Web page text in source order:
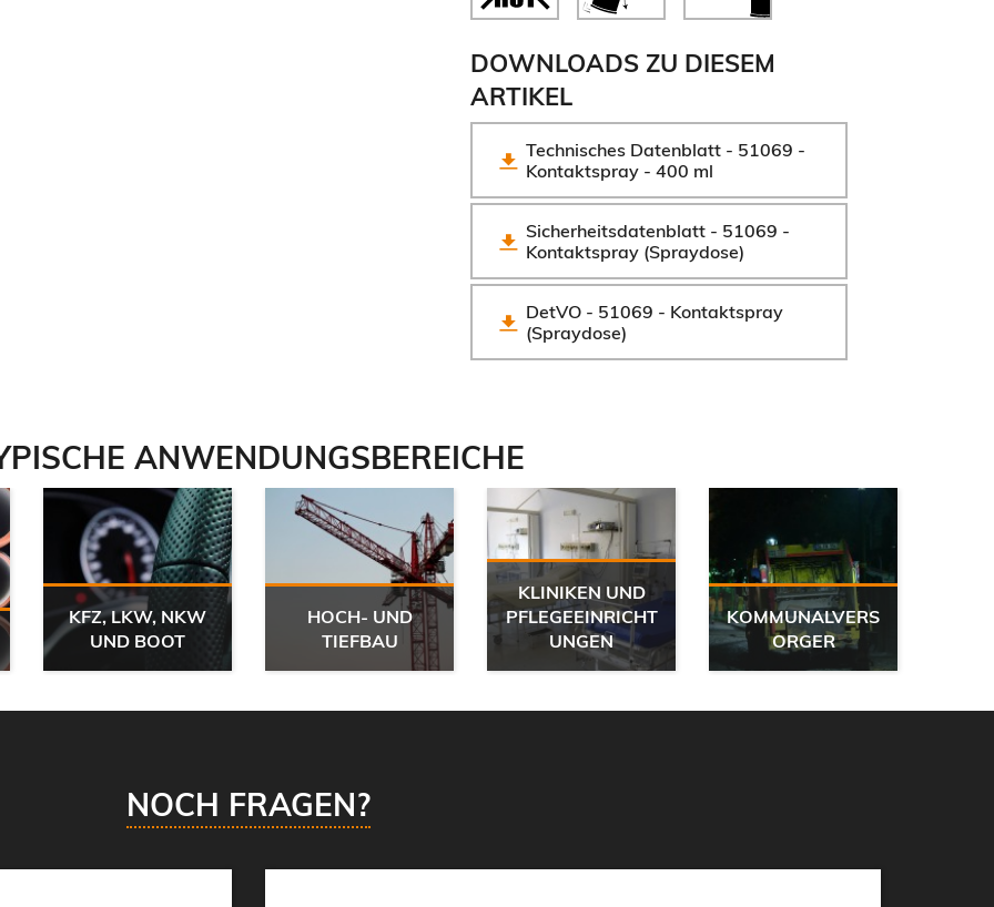
DOWNLOADS ZU DIESEM
ARTIKEL
Technisches Datenblatt - 51069 -
Kontaktspray - 400 ml
Sicherheitsdatenblatt - 51069 -
Kontaktspray (Spraydose)
DetVO - 51069 - Kontaktspray
(Spraydose)
ANWENDUNGSBEREICHE
KFZ, LKW, NKW
UND BOOT
HOCH- UND
TIEFBAU
KLINIKEN UND
PFLEGEEINRICHT
UNGEN
KOMMUNALVERS
ORGER
NOCH FRAGEN?